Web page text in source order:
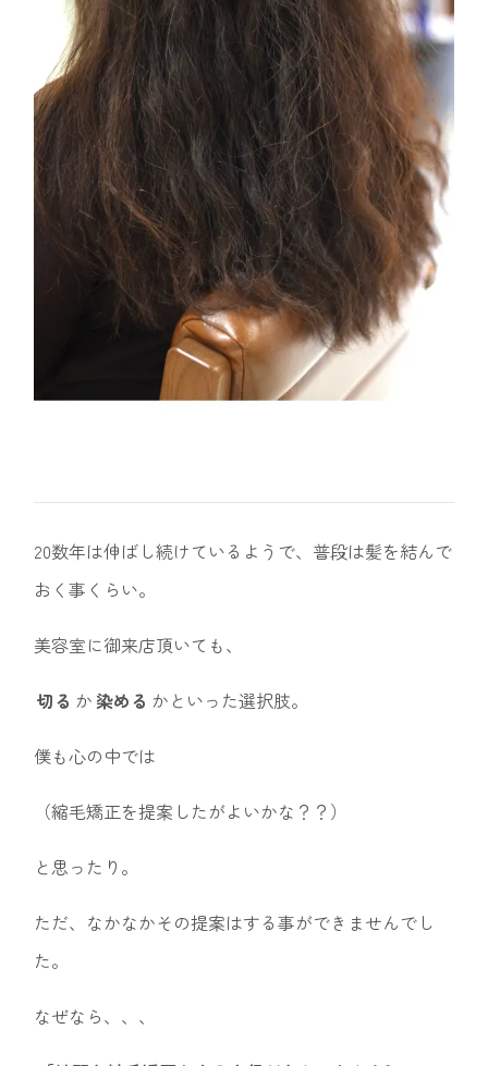
20数年は伸ばし続けているようで、普段は髪を結んで
おく事くらい。
美容室に御来店頂いても、
切る か 染める かといった選択肢。
僕も心の中では
（縮毛矯正を提案したがよいかな？？）
と思ったり。
ただ、なかなかその提案はする事ができませんでし
た。
なぜなら、、、